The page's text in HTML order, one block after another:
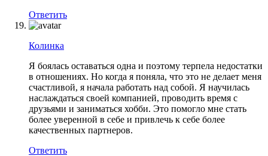
Ответить
Колинка
Я боялась оставаться одна и поэтому терпела недостатки
в отношениях. Но когда я поняла, что это не делает меня
счастливой, я начала работать над собой. Я научилась
наслаждаться своей компанией, проводить время с
друзьями и заниматься хобби. Это помогло мне стать
более уверенной в себе и привлечь к себе более
качественных партнеров.
Ответить